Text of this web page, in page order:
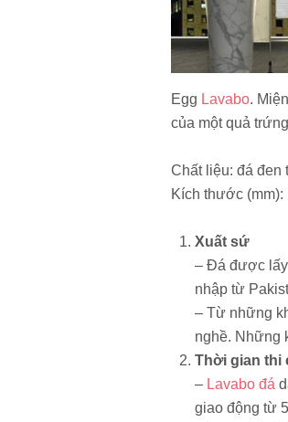
Egg Lavabo.
của một quả
Chất liệu: đá đen
Kích thước (mm):
Xuất sứ
– Đá được lấy
nhập từ
– Từ những
nghề. Những
Thời gian thi
– Lavabo đá
giao động từ